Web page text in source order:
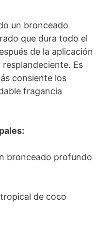
un bronceado
que dura todo el
de la aplicación
Es
consiente los
fragancia
bronceado profundo
de coco